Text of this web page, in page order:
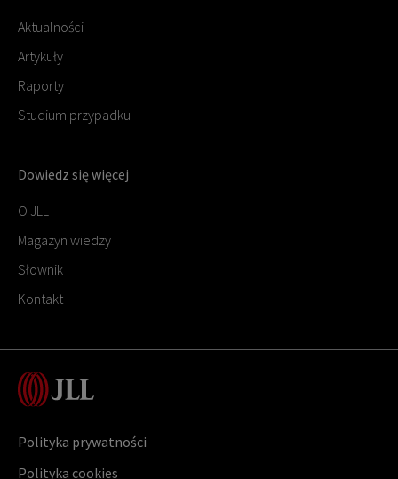
Aktualności
Artykuły
Raporty
Studium przypadku
Dowiedz się więcej
O JLL
Magazyn wiedzy
Słownik
Kontakt
Polityka prywatności
Polityka cookies